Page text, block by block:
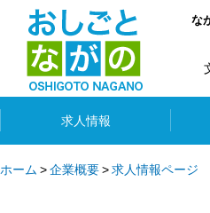
な
求人情報
ホーム 企業概要 求人情報ページ